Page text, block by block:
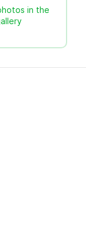
in the